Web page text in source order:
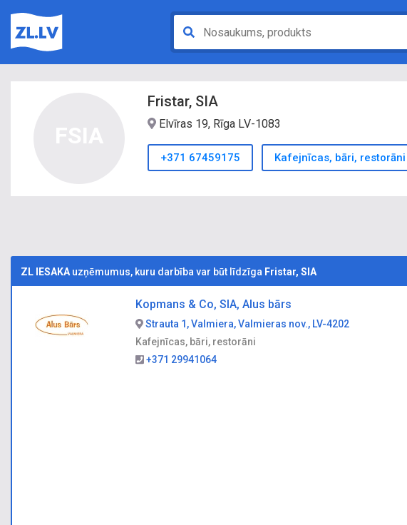
Fristar, SIA
Elvīras 19, Rīga LV-1083
+371 67459175 Kafejnīcas, bāri, restorāni
ZL IESAKA uzņēmumus, kuru darbība var būt līdzīga Fristar, SIA
Kopmans & Co, SIA, Alus bārs
Strauta 1, Valmiera, Valmieras nov., LV-4202
Kafejnīcas, bāri, restorāni
+371 29941064